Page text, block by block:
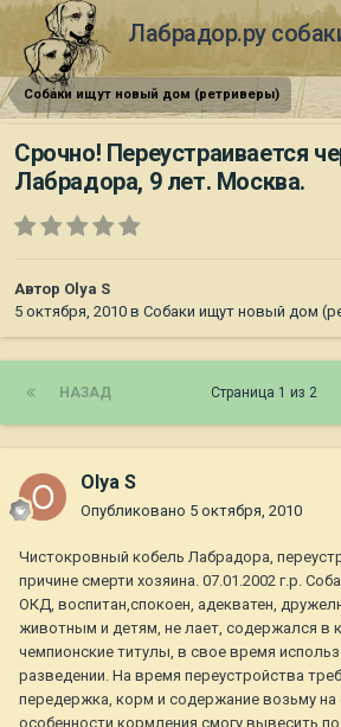
Лабрадор.ру
Собаки ищут новый дом (ретриверы)
Срочно! Переустраивается
Лабрадора, 9 лет. Москва.
Автор Olya S
5 октября, 2010 в Собаки ищут новый дом
НАЗАД Страница 1 из 2
Olya S
Опубликовано 5 октября, 2010
Чистокровный кобель Лабрадора,
причине смерти хозяина. 07.01.2002 г.р.
ОКД, воспитан,спокоен, адекватен,
животным и детям, не лает, содержался в
чемпионские титулы, в свое время
разведении. На время переустройства
передержка, корм и содержание возьму на
особенности кормления смогу вывесить